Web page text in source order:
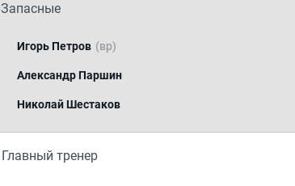
Запасные
Игорь Петров (вр)
Александр Паршин
Николай Шестаков
Главный тренер